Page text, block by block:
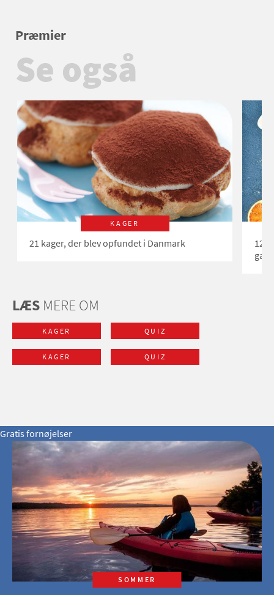
Præmier
Se også
KAGER
21 kager, der blev opfundet i Danmark
12
galt
LÆS MERE OM
KAGER QUIZ
KAGER QUIZ
Gratis fornøjelser
SOMMER